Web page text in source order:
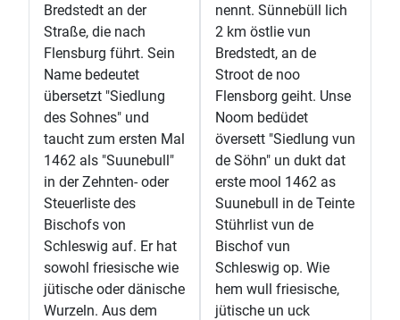
Bredstedt an der
Straße, die nach
Flensburg führt. Sein
Name bedeutet
übersetzt "Siedlung
des Sohnes" und
taucht zum ersten Mal
1462 als "Suunebull"
in der Zehnten- oder
Steuerliste des
Bischofs von
Schleswig auf. Er hat
sowohl friesische wie
jütische oder dänische
Wurzeln. Aus dem
nennt. Sünnebüll lich
2 km östlie vun
Bredstedt, an de
Stroot de noo
Flensborg geiht. Unse
Noom bedüdet
översett "Siedlung vun
de Söhn" un dukt dat
erste mool 1462 as
Suunebull in de Teinte
Stührlist vun de
Bischof vun
Schleswig op. Wie
hem wull friesische,
jütische un uck